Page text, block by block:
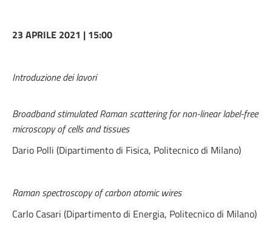
23 APRILE 2021 | 15:00
Introduzione dei lavori
Broadband stimulated Raman scattering for non-linear label-free
microscopy of cells and tissues
Dario Polli (Dipartimento di Fisica, Politecnico di Milano)
Raman spectroscopy of carbon atomic wires
Carlo Casari (Dipartimento di Energia, Politecnico di Milano)